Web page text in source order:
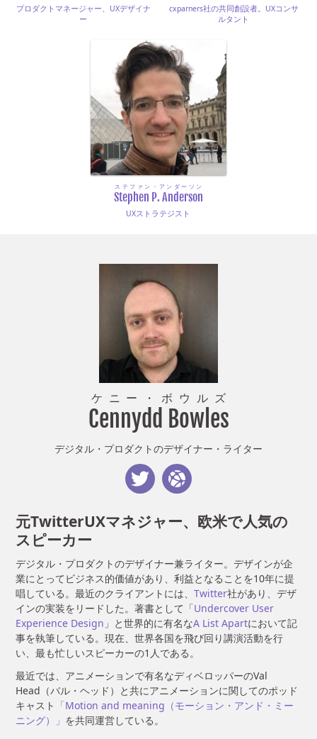
プロダクトマネージャー、UXデザイナ
ー
cxparners社の共同創設者。UXコンサ
ルタント
Stephen P. Anderson
ステファン・アンダーソン
UXストラテジスト
Cennydd Bowles
ケニー ・ ボウルズ
デジタル・プロダクトのデザイナー・ライター
元TwitterUXマネジャー、欧米で人気の
スピーカー
デジタル・プロダクトのデザイナー兼ライター。デザインが企
業にとってビジネス的価値があり、利益となることを10年に提
唱している。最近のクライアントには、Twitter社があり、デザ
インの実装をリードした。著書として「Undercover User
Experience Design 」と世界的に有名なA List Apartにおいて記
事を執筆している。現在、世界各国を飛び回り講演活動を行
い、最も忙しいスピーカーの1人である。
最近では、アニメーションで有名なディベロッパーのVal
Head（バル・ヘッド）と共にアニメーションに関してのポッド
キャスト 「Motion and meaning（モーション・アンド・ミー
ニング）」 を共同運営している。